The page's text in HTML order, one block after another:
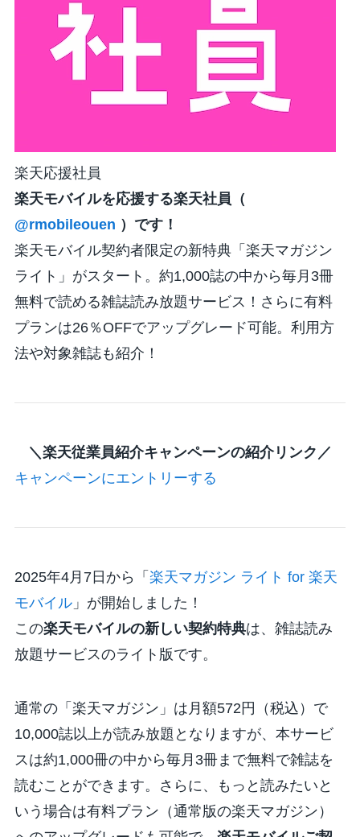
楽天応援社員
楽天モバイルを応援する楽天社員（
@rmobileouen ）です！
楽天モバイル契約者限定の新特典「楽天マガジン
ライト」がスタート。約1,000誌の中から毎月3冊
無料で読める雑誌読み放題サービス！さらに有料
プランは26％OFFでアップグレード可能。利用方
法や対象雑誌も紹介！
＼楽天従業員紹介キャンペーンの紹介リンク／
キャンペーンにエントリーする
2025年4月7日から「 楽天マガジン ライト for 楽天
モバイル」が開始しました！
この楽天モバイルの新しい契約特典は、雑誌読み
放題サービスのライト版です。
通常の「楽天マガジン」は月額572円（税込）で
10,000誌以上が読み放題となりますが、本サービ
スは約1,000冊の中から毎月3冊まで無料で雑誌を
読むことができます。さらに、もっと読みたいと
いう場合は有料プラン（通常版の楽天マガジン）